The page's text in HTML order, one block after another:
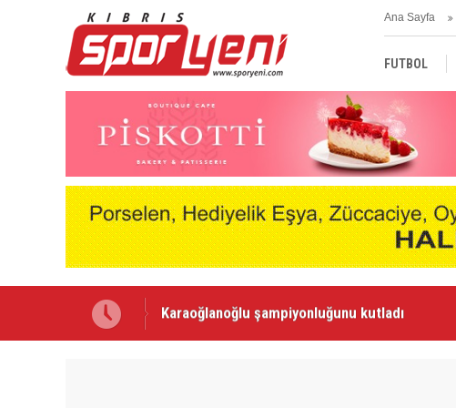
Ana Sayfa
FUTBOL
TÜRKİYE
Voleybolda transfer dönemi sürüyor